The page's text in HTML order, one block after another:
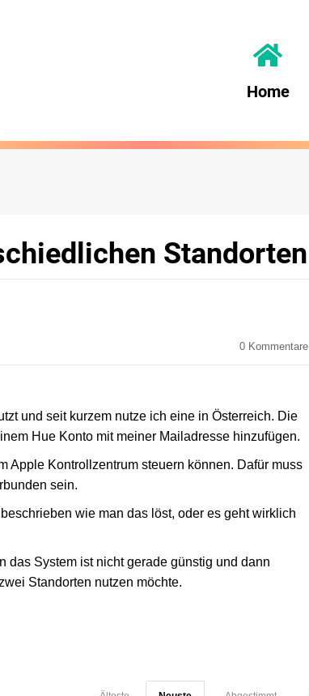
Home
Standorten
0 Kommentare
und seit kurzem nutze ich eine in Österreich. Die
Hue Konto mit meiner Mailadresse hinzufügen.
Apple Kontrollzentrum steuern können. Dafür muss
sein.
wie man das löst, oder es geht wirklich
das System ist nicht gerade günstig und dann
Standorten nutzen möchte.